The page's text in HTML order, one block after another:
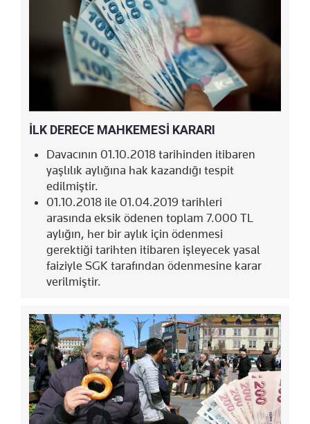
İLK DERECE MAHKEMESİ KARARI
Davacının 01.10.2018 tarihinden itibaren
yaşlılık aylığına hak kazandığı tespit
edilmiştir.
01.10.2018 ile 01.04.2019 tarihleri
arasında eksik ödenen toplam 7.000 TL
aylığın, her bir aylık için ödenmesi
gerektiği tarihten itibaren işleyecek yasal
faiziyle SGK tarafından ödenmesine karar
verilmiştir.